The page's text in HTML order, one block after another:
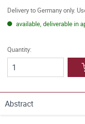
Delivery to Germany only.
available, deliverable in
Quantity:
Abstract